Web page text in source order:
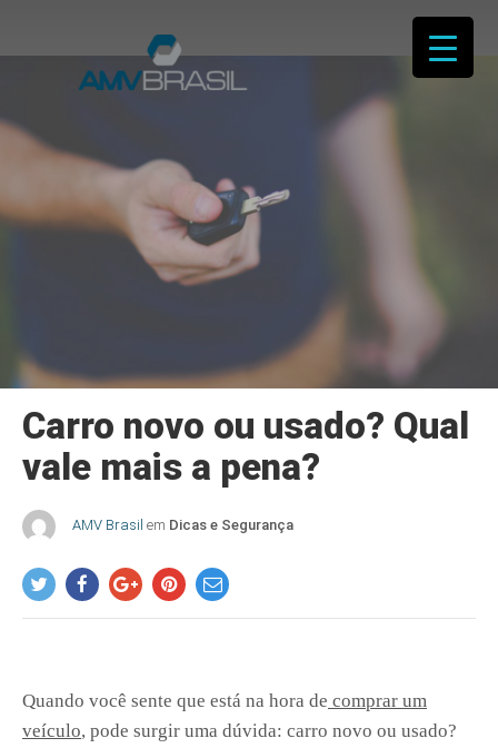
Blog
seu
formato
Carro novo ou usado? Qual
vale mais a pena?
AMV Brasil em Dicas e Segurança
Quando você sente que está na hora de comprar um
veículo, pode surgir uma dúvida: carro novo ou usado?